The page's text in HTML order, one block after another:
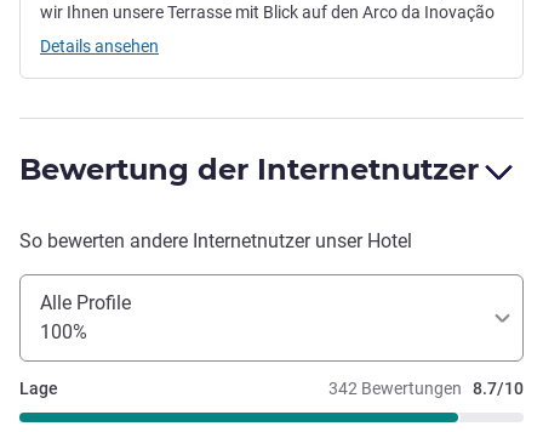
wir Ihnen unsere Terrasse mit Blick auf den Arco da Inovação
Details ansehen
Bewertung der Internetnutzer
So bewerten andere Internetnutzer unser Hotel
Alle Profile
100%
342 Bewertungen 8.7/10
Lage